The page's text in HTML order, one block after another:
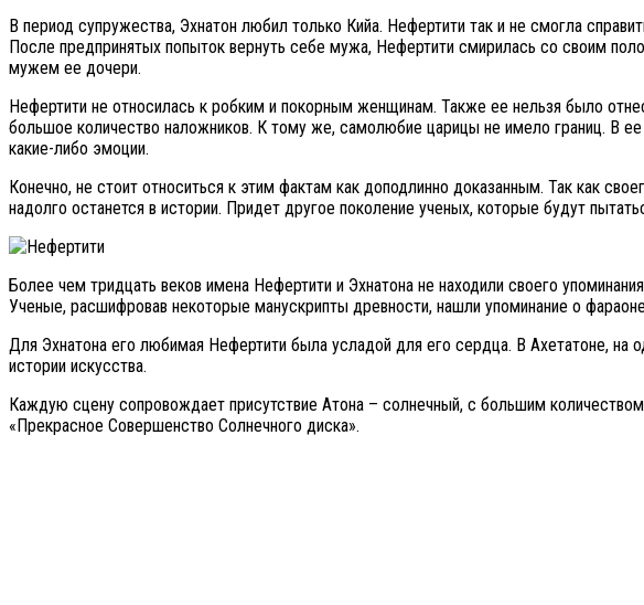
В период супружества, Эхнатон любил только Кийа. Нефертити так и не смогла
После предпринятых попыток вернуть себе мужа, Нефертити смирилась со своим
мужем ее дочери.
Нефертити не относилась к робким и покорным женщинам. Также ее нельзя было
большое количество наложников. К тому же, самолюбие царицы не имело границ. В
какие-либо эмоции.
Конечно, не стоит относиться к этим фактам как доподлинно доказанным. Так как
надолго останется в истории. Придет другое поколение ученых, которые будут
Более чем тридцать веков имена Нефертити и Эхнатона не находили своего
Ученые, расшифровав некоторые манускрипты древности, нашли упоминание о
Для Эхнатона его любимая Нефертити была усладой для его сердца. В Ахетатоне,
истории искусства.
Каждую сцену сопровождает присутствие Атона – солнечный, с большим
«Прекрасное Совершенство Солнечного диска».